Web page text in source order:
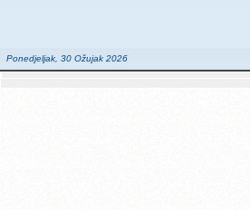
Ponedjeljak, 30 Ožujak 2026